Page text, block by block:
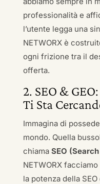
professionalità e
l’utente legga una
NETWORX è
ogni frizione tra il
offerta.
2. SEO &
Ti Sta
Immagina di
mondo. Quella
chiama SEO
NETWORX
la potenza della